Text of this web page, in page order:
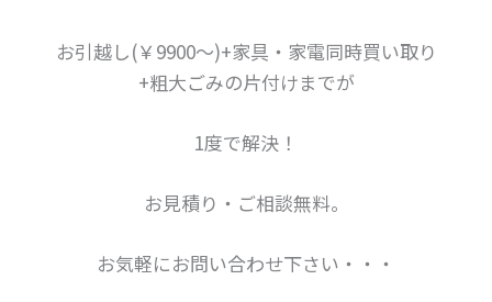
お引越し(￥9900～)+家具・家電同時買い取り
+粗大ごみの片付けまでが
1度で解決！
お見積り・ご相談無料。
お気軽にお問い合わせ下さい・・・